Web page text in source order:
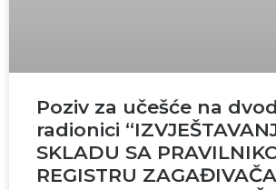
Poziv za učešće na
radionici
SKLADU SA
REGISTRU